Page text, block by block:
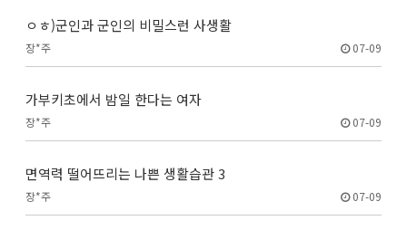
ㅇㅎ)군인과 군인의 비밀스런 사생활
장*주 07-09
가부키초에서 밤일 한다는 여자
장*주 07-09
면역력 떨어뜨리는 나쁜 생활습관 3
장*주 07-09